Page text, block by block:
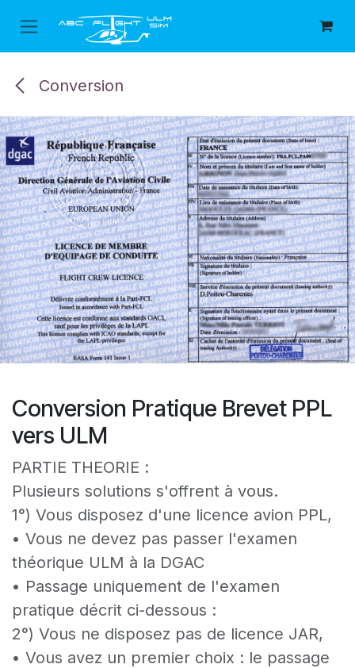
Se rendre au contenu
Conversion
Conversion Pratique Brevet PPL
vers ULM
PARTIE THEORIE :
Plusieurs solutions s'offrent à vous.
1°) Vous disposez d'une licence avion PPL,
• Vous ne devez pas passer l'examen
théorique ULM à la DGAC
• Passage uniquement de l'examen
pratique décrit ci-dessous :
2°) Vous ne disposez pas de licence JAR,
• Vous avez un premier choix : le passage